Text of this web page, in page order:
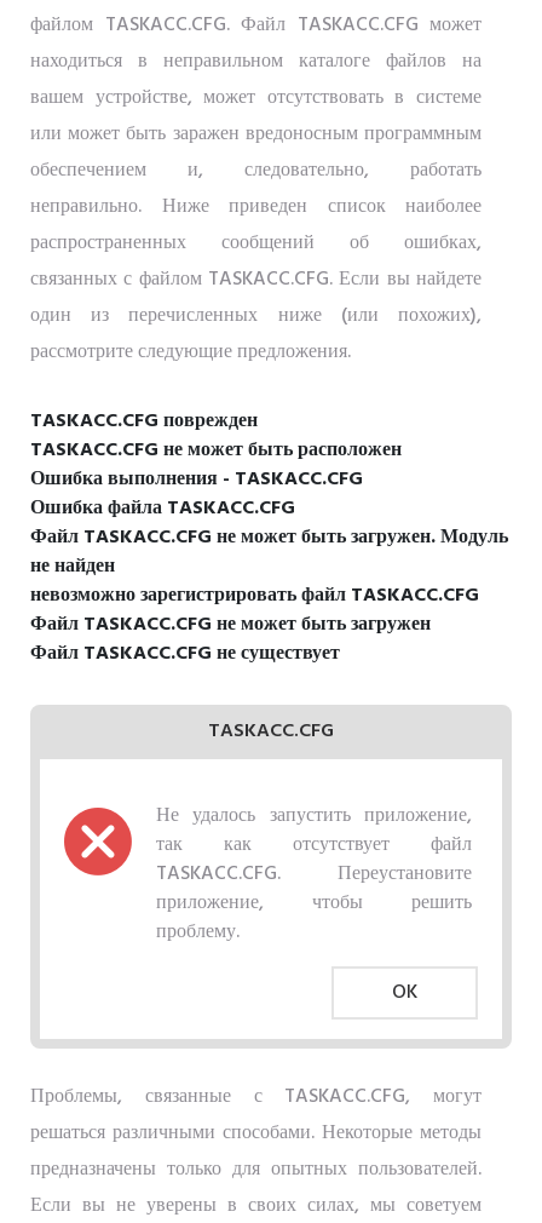
файлом TASKACC.CFG. Файл TASKACC.CFG может
находиться в неправильном каталоге файлов на
вашем устройстве, может отсутствовать в системе
или может быть заражен вредоносным программным
обеспечением и, следовательно, работать
неправильно. Ниже приведен список наиболее
распространенных сообщений об ошибках,
связанных с файлом TASKACC.CFG. Если вы найдете
один из перечисленных ниже (или похожих),
рассмотрите следующие предложения.
TASKACC.CFG поврежден
TASKACC.CFG не может быть расположен
Ошибка выполнения - TASKACC.CFG
Ошибка файла TASKACC.CFG
Файл TASKACC.CFG не может быть загружен. Модуль
не найден
невозможно зарегистрировать файл TASKACC.CFG
Файл TASKACC.CFG не может быть загружен
Файл TASKACC.CFG не существует
TASKACC.CFG
Не удалось запустить приложение,
так как отсутствует файл
TASKACC.CFG. Переустановите
приложение, чтобы решить
проблему.
OK
Проблемы, связанные с TASKACC.CFG, могут
решаться различными способами. Некоторые методы
предназначены только для опытных пользователей.
Если вы не уверены в своих силах, мы советуем